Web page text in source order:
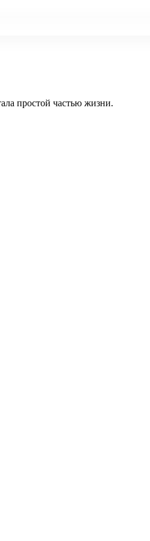
простой частью жизни.